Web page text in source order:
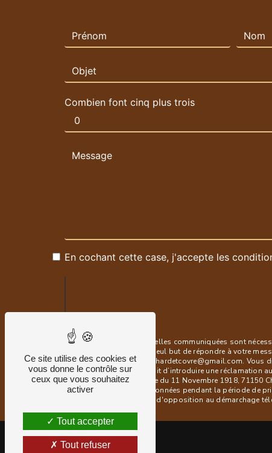
Combien font cinq plus trois
En cochant cette case, j'accepte les
** Les données personnelles communiquées sont
sous-traitants dans le seul but de répondre à votre
71150 Chaudenay blanchardetcovre@gmail.com. Vous
à tout moment et du droit d’introduire une réclamation
postale à l'adresse 1 rue du 11 Novembre 1918, 71150
Nous conservons vos données pendant la période de
vous inscrire sur la liste d'opposition au démarchage
Ce site utilise des cookies et
vous donne le contrôle sur
ceux que vous souhaitez
activer
Tout accepter
Tout refuser